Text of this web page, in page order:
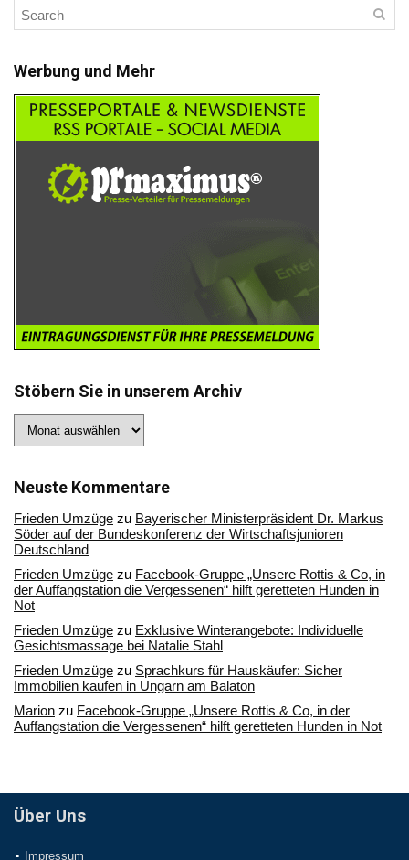
Werbung und Mehr
Stöbern Sie in unserem Archiv
Sie
Archiv
Neuste Kommentare
Frieden Umzüge zu Bayerischer Ministerpräsident Dr. Markus
Söder auf der Bundeskonferenz der Wirtschaftsjunioren
Deutschland
Frieden Umzüge zu Facebook-Gruppe „Unsere Rottis & Co, in
der Auffangstation die Vergessenen“ hilft geretteten Hunden in
Not
Frieden Umzüge zu Exklusive Winterangebote: Individuelle
Gesichtsmassage bei Natalie Stahl
Frieden Umzüge zu Sprachkurs für Hauskäufer: Sicher
Immobilien kaufen in Ungarn am Balaton
Marion zu Facebook-Gruppe „Unsere Rottis & Co, in der
Auffangstation die Vergessenen“ hilft geretteten Hunden in Not
Über Uns
Impressum